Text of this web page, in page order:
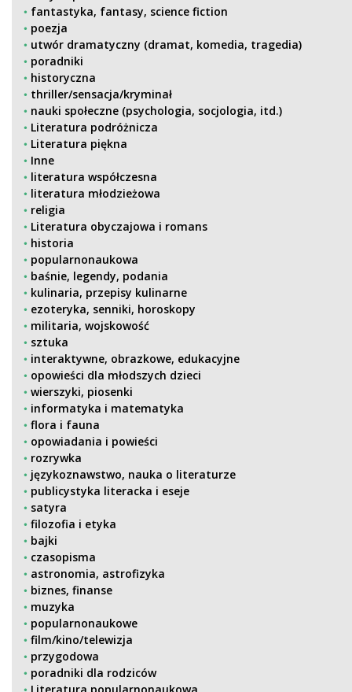
fantastyka, fantasy, science fiction
poezja
utwór dramatyczny (dramat, komedia, tragedia)
poradniki
historyczna
thriller/sensacja/kryminał
nauki społeczne (psychologia, socjologia, itd.)
Literatura podróżnicza
Literatura piękna
Inne
literatura współczesna
literatura młodzieżowa
religia
Literatura obyczajowa i romans
historia
popularnonaukowa
baśnie, legendy, podania
kulinaria, przepisy kulinarne
ezoteryka, senniki, horoskopy
militaria, wojskowość
sztuka
interaktywne, obrazkowe, edukacyjne
opowieści dla młodszych dzieci
wierszyki, piosenki
informatyka i matematyka
flora i fauna
opowiadania i powieści
rozrywka
językoznawstwo, nauka o literaturze
publicystyka literacka i eseje
satyra
filozofia i etyka
bajki
czasopisma
astronomia, astrofizyka
biznes, finanse
muzyka
popularnonaukowe
film/kino/telewizja
przygodowa
poradniki dla rodziców